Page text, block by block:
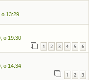
o 13:29
o 19:30
1 2 3 4 5 6
o 14:34
1 2 3